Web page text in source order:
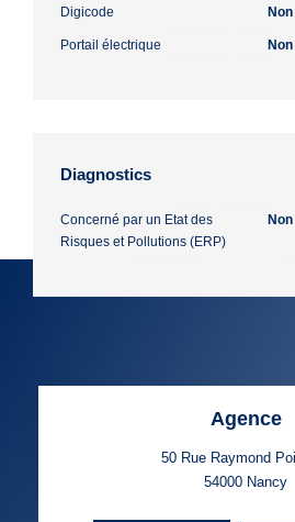
Digicode Non
Portail électrique Non
Diagnostics
Concerné par un Etat des
Risques et Pollutions (ERP)
Non
Agence
50 Rue Raymond
54000 Nancy